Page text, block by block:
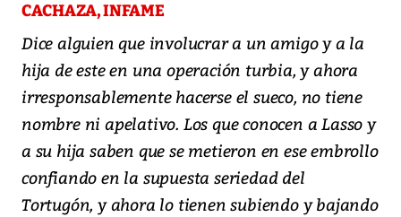
CACHAZA, INFAME
Dice alguien que involucrar a un amigo y a la
hija de este en una operación turbia, y ahora
irresponsablemente hacerse el sueco, no tiene
nombre ni apelativo. Los que conocen a Lasso y
a su hija saben que se metieron en ese embrollo
confiando en la supuesta seriedad del
Tortugón, y ahora lo tienen subiendo y bajando